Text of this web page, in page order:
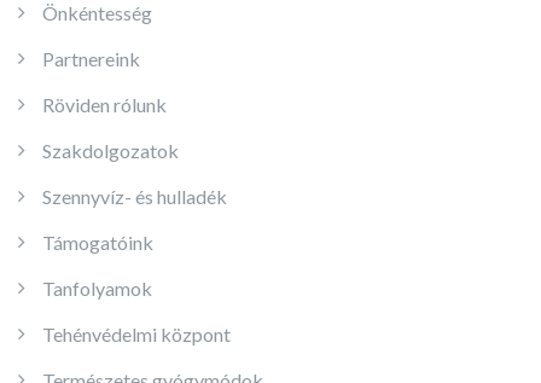
Önkéntesség
Partnereink
Röviden rólunk
Szakdolgozatok
Szennyvíz- és hulladék
Támogatóink
Tanfolyamok
Tehénvédelmi központ